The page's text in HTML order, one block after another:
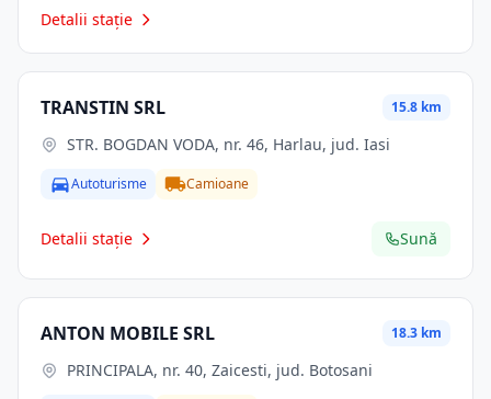
Detalii stație
TRANSTIN SRL 15.8 km
STR. BOGDAN VODA, nr. 46, Harlau, jud. Iasi
Autoturisme Camioane
Detalii stație Sună
ANTON MOBILE SRL 18.3 km
PRINCIPALA, nr. 40, Zaicesti, jud. Botosani